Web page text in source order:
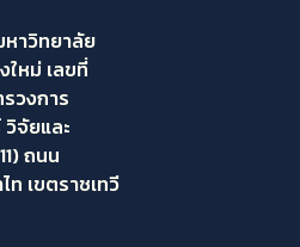
าวิทยาลัย
ใหม่ เลขที่
วงการ
จัยและ
ถนน
เขตราชเทวี